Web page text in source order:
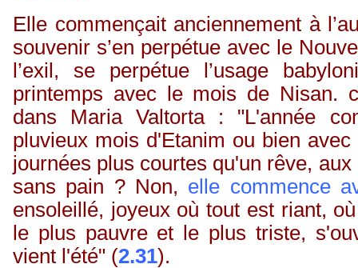
Elle commençait anciennement à
souvenir s’en perpétue avec le
l’exil, se perpétue l’usage
printemps avec le mois de Nisan.
dans Maria Valtorta : "L'année
pluvieux mois d'Etanim ou bien
journées plus courtes qu'un rêve,
sans pain ? Non, elle commence
ensoleillé, joyeux où tout est riant,
le plus pauvre et le plus triste,
vient l'été" (2.31).